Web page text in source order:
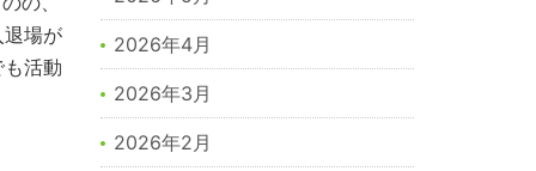
場が
活動
2026年4月
2026年3月
2026年2月